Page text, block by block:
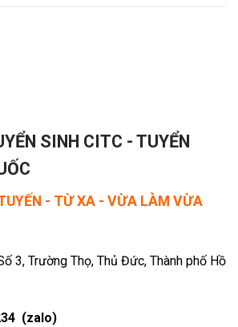
SINH CITC - TUYỂN
- TỪ XA - VỪA LÀM VỪA
3, Trường Thọ, Thủ Đức, Thành phố Hồ
(zalo)